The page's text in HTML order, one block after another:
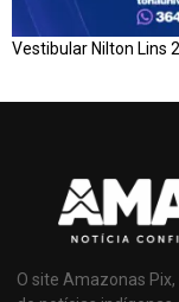
Vestibular Nilton Lins
O site Amazonas